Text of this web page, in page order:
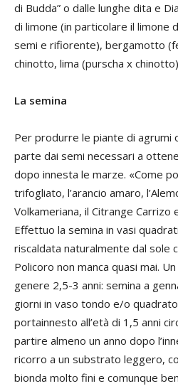
di Budda” o dalle lunghe dita e
di limone (in particolare il limone
semi e rifiorente), bergamotto
chinotto, lima (purscha x
La semina
Per produrre le piante di agrumi
parte dai semi necessari a
dopo innesta le marze. «Come
trifogliato, l’arancio amaro,
Volkameriana, il Citrange Carrizo
Effettuo la semina in vasi
riscaldata naturalmente dal sole
Policoro non manca quasi mai.
genere 2,5-3 anni: semina a
giorni in vaso tondo e/o
portainnesto all’età di 1,5 anni
partire almeno un anno dopo
ricorro a un substrato leggero,
bionda molto fini e comunque